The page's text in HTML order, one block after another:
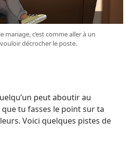
mariage, c’est comme aller à un
décrocher le poste.
peut aboutir au
tu fasses le point sur ta
Voici quelques pistes de